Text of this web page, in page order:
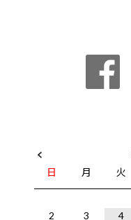
日
月 火
2
3 4